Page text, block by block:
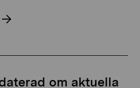
om aktuella